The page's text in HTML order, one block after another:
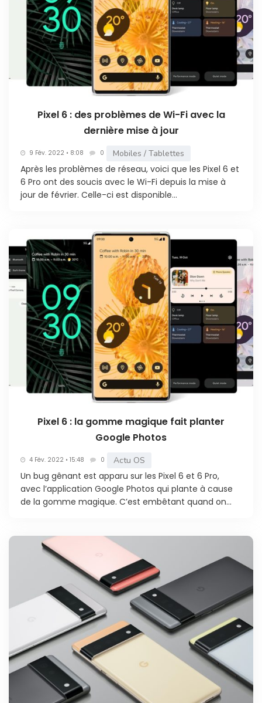
Pixel 6 : des problèmes de Wi-Fi avec la
dernière mise à jour
9 Fév. 2022 • 8:08 0 Mobiles / Tablettes
Après les problèmes de réseau, voici que les Pixel 6 et
6 Pro ont des soucis avec le Wi-Fi depuis la mise à
jour de février. Celle-ci est disponible...
Pixel 6 : la gomme magique fait planter
Google Photos
4 Fév. 2022 • 15:48 0 Actu OS
Un bug gênant est apparu sur les Pixel 6 et 6 Pro,
avec l’application Google Photos qui plante à cause
de la gomme magique. C’est embêtant quand on...